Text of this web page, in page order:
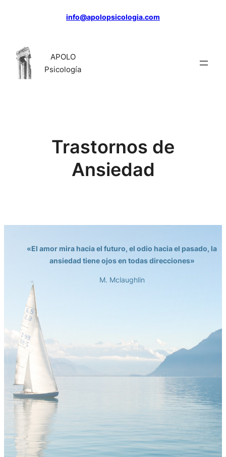
info@apolopsicologia.com
APOLO
Psicología
Trastornos de
Ansiedad
«El amor mira hacia el futuro, el odio hacia el pasado, la
ansiedad tiene ojos en todas direcciones»
M. Mclaughlin